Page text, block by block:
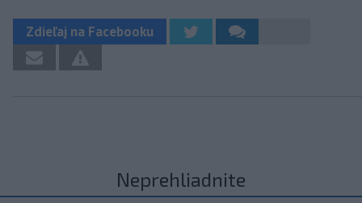
Zdieľaj na Facebooku
Neprehliadnite